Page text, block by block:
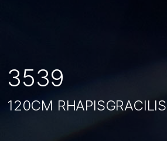
3539
120CM RHAPISGRACILIS